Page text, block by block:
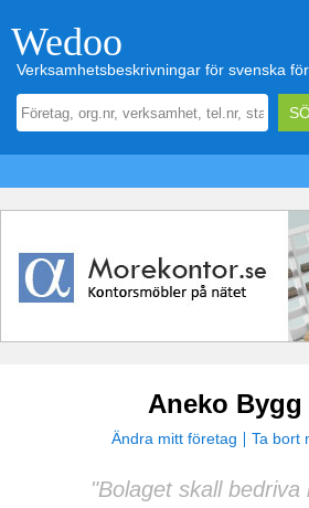
Wedoo
Verksamhetsbeskrivningar för svenska
Aneko Bygg
Ändra mitt företag Ta bort
"Bolaget skall bedriva